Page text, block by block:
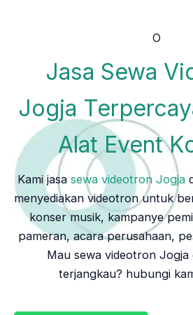
O
Jasa Sewa
Jogja
Alat Event
Kami jasa sewa videotron Jogja
menyediakan videotron untuk
konser musik, kampanye
pameran, acara perusahaan,
Mau sewa videotron Jogja
terjangkau? hubungi